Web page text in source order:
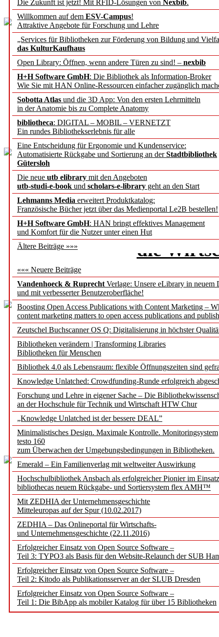
Die Zukunft ist jetzt! Mit RFID-Lösungen von Nexbib.
Willkommen auf dem ESV-Campus!
Attraktive Angebote für Forschung und Lehre
„Services für Bibliotheken zur Förderung von Bildung und
das KulturKaufhaus
Open Library: Öffnen, wenn andere Türen zu sind! – nexbib
H+H Software GmbH: Die Bibliothek als Information-Broker
Wie Sie mit HAN Online-Ressourcen einfacher zugänglich
Sobotta Atlas und die 3D App: Von den ersten Lehrmitteln
in der Anatomie bis zu Complete Anatomy
bibliotheca: DIGITAL – MOBIL – VERNETZT
Ein rundes Bibliothekserlebnis für alle
Eine Entscheidung für Ergonomie und Kundenservice:
Automatisierte Rückgabe und Sortierung an derStadtbibliothek
Gütersloh
Die neue utb elibrary mit den Angeboten
utb-studi-e-book und scholars-e-library geht an den Start
Lehmanns Media erweitert Produktkatalog:
Französische Bücher jetzt über das Medienportal Le2B bestellen!
H+H Software GmbH: HAN bringt effektives Management
und Komfort für die Nutzer unter einen Hut
Ältere Beiträge »»»
««« Neuere Beiträge
Vandenhoeck & Ruprecht Verlage: Unsere eLibrary in neuem
und mit verbesserter Benutzeroberfläche!
Boosting Open Access Publications with Content Marketing –
content marketing matters to open access publications and
Zeutschel Buchscanner OS Q: Digitalisierung in höchster
Bibliotheken verändern | Transforming Libraries
Bibliotheken für Menschen
Bibliothek 4.0 als Lebensraum: flexible Öffnungszeiten sind
Knowledge Unlatched: Crowdfunding-Runde erfolgreich
Forschung und Lehre in eigener Sache – Die
an der Hochschule für Technik und Wirtschaft HTW Chur
„Knowledge Unlatched ist der bessere DEAL”
Minimalistisches Design. Maximale Kontrolle. Monitoringsystem
testo 160
zum Überwachen der Umgebungsbedingungen in Bibliotheken.
Emerald – Ein Familienverlag mit weltweiter Auswirkung
Hochschulbibliothek Ansbach als erfolgreicher Pionier im
bibliothecas neuem Rückgabe- und Sortiersystem flex AMH™
Mit ZEDHIA der Unternehmensgeschichte
Mitteleuropas auf der Spur (10.02.2017)
ZEDHIA – Das Onlineportal für Wirtschafts-
und Unternehmensgeschichte (22.11.2016)
Erfolgreicher Einsatz von Open Source Software –
Teil 3: TYPO3 als Basis für den Website-Relaunch der SUB
Erfolgreicher Einsatz von Open Source Software –
Teil 2: Kitodo als Publikationsserver an der SLUB Dresden
Erfolgreicher Einsatz von Open Source Software –
Teil 1: Die BibApp als mobiler Katalog für über 15 Bibliotheken
nachhaltiger
Giuditta
Positionierung der
die
Erfahrungen bei der